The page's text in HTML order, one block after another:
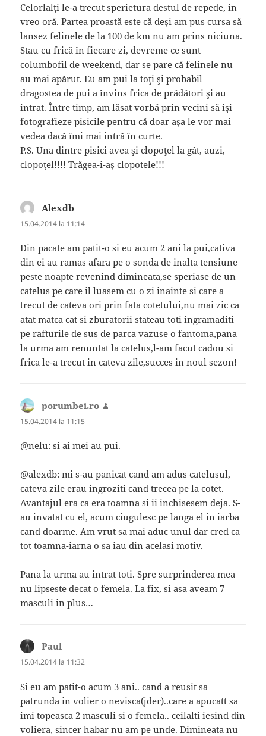
Celorlalţi le-a trecut sperietura destul de repede, în
vreo oră. Partea proastă este că deşi am pus cursa să
lansez felinele de la 100 de km nu am prins niciuna.
Stau cu frică în fiecare zi, devreme ce sunt
columbofil de weekend, dar se pare că felinele nu
au mai apărut. Eu am pui la toţi şi probabil
dragostea de pui a învins frica de prădători şi au
intrat. Între timp, am lăsat vorbă prin vecini să îşi
fotografieze pisicile pentru că doar aşa le vor mai
vedea dacă îmi mai intră în curte.
P.S. Una dintre pisici avea şi clopoţel la gât, auzi,
clopoţel!!!! Trăgea-i-aş clopotele!!!
Alexdb
15.04.2014 la 11:14
Din pacate am patit-o si eu acum 2 ani la pui,cativa
din ei au ramas afara pe o sonda de inalta tensiune
peste noapte revenind dimineata,se speriase de un
catelus pe care il luasem cu o zi inainte si care a
trecut de cateva ori prin fata cotetului,nu mai zic ca
atat matca cat si zburatorii stateau toti ingramaditi
pe rafturile de sus de parca vazuse o fantoma,pana
la urma am renuntat la catelus,l-am facut cadou si
frica le-a trecut in cateva zile,succes in noul sezon!
porumbei.ro
15.04.2014 la 11:15
@nelu: si ai mei au pui.
@alexdb: mi s-au panicat cand am adus catelusul,
cateva zile erau ingroziti cand trecea pe la cotet.
Avantajul era ca era toamna si ii inchisesem deja. S-
au invatat cu el, acum ciugulesc pe langa el in iarba
cand doarme. Am vrut sa mai aduc unul dar cred ca
tot toamna-iarna o sa iau din acelasi motiv.
Pana la urma au intrat toti. Spre surprinderea mea
nu lipseste decat o femela. La fix, si asa aveam 7
masculi in plus…
Paul
15.04.2014 la 11:32
Si eu am patit-o acum 3 ani.. cand a reusit sa
patrunda in volier o nevisca(jder)..care a apucatt sa
imi topeasca 2 masculi si o femela.. ceilalti iesind din
voliera, sincer habar nu am pe unde. Dimineata nu